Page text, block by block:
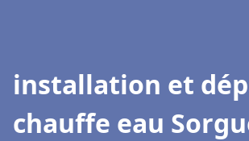
installation et
chauffe eau